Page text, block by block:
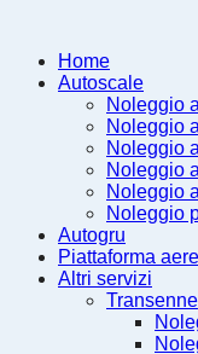
Home
Autoscale
Noleggio
Noleggio
Noleggio
Noleggio
Noleggio
Noleggio
Autogru
Piattaforma
Altri servizi
Transenne